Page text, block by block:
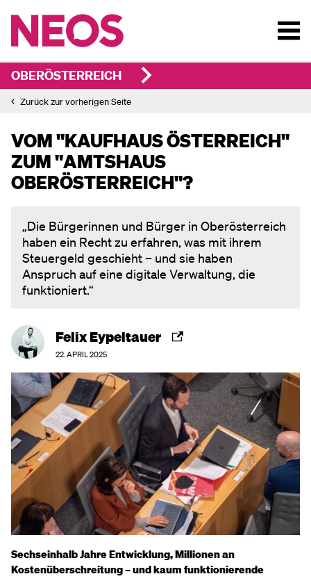
OBERÖSTERREICH
Zurück zur vorherigen Seite
VOM "KAUFHAUS ÖSTERREICH"
ZUM "AMTSHAUS
OBERÖSTERREICH"?
„Die Bürgerinnen und Bürger in Oberösterreich
haben ein Recht zu erfahren, was mit ihrem
Steuergeld geschieht – und sie haben
Anspruch auf eine digitale Verwaltung, die
funktioniert.“
Felix Eypeltauer
22. APRIL 2025
Sechseinhalb Jahre Entwicklung, Millionen an
Kostenüberschreitung – und kaum funktionierende